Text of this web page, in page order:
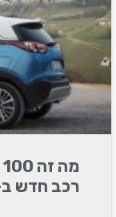
רכב חדש ב-